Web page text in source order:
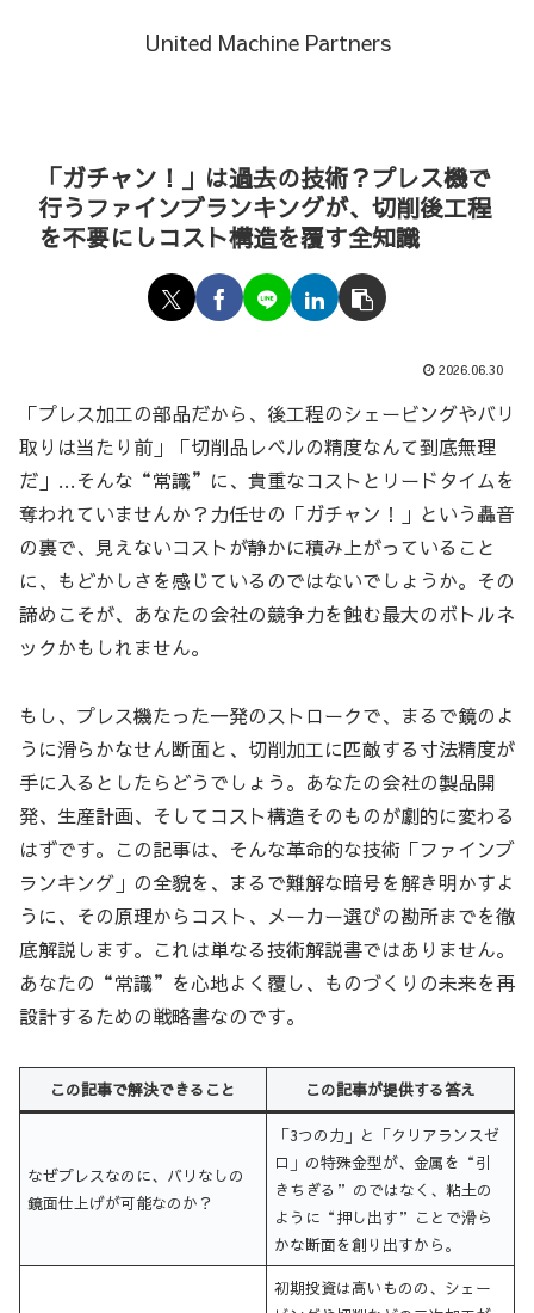
United Machine Partners
「ガチャン！」は過去の技術？プレス機で
行うファインブランキングが、切削後工程
を不要にしコスト構造を覆す全知識
2026.06.30
「プレス加工の部品だから、後工程のシェービングやバリ
取りは当たり前」「切削品レベルの精度なんて到底無理
だ」…そんな“常識”に、貴重なコストとリードタイムを
奪われていませんか？力任せの「ガチャン！」という轟音
の裏で、見えないコストが静かに積み上がっていること
に、もどかしさを感じているのではないでしょうか。その
諦めこそが、あなたの会社の競争力を蝕む最大のボトルネ
ックかもしれません。
もし、プレス機たった一発のストロークで、まるで鏡のよ
うに滑らかなせん断面と、切削加工に匹敵する寸法精度が
手に入るとしたらどうでしょう。あなたの会社の製品開
発、生産計画、そしてコスト構造そのものが劇的に変わる
はずです。この記事は、そんな革命的な技術「ファインブ
ランキング」の全貌を、まるで難解な暗号を解き明かすよ
うに、その原理からコスト、メーカー選びの勘所までを徹
底解説します。これは単なる技術解説書ではありません。
あなたの“常識”を心地よく覆し、ものづくりの未来を再
設計するための戦略書なのです。
この記事で解決できること この記事が提供する答え
なぜプレスなのに、バリなしの
鏡面仕上げが可能なのか？
「3つの力」と「クリアランスゼ
ロ」の特殊金型が、金属を“引
きちぎる”のではなく、粘土の
ように“押し出す”ことで滑ら
かな断面を創り出すから。
初期投資は高いものの、シェー